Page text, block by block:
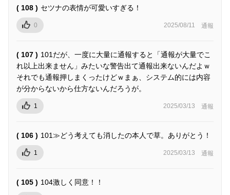
( 108 ) セツナの表情が可愛いすぎる！
0 2025/08/11 通報
( 107 ) 101だが、一度に大量に通報すると「通報が大量でこ
れ以上出来ません」みたいな警告出て通報出来ないんだよｗ
それでも通報押しまくったけどｗまぁ、システム的には内容
が分からないから仕方ないんだろうが。
1 2025/03/13 通報
( 106 ) 101≫どう考えても消したの本人で草。ありがとう！
1 2025/03/13 通報
( 105 ) 104激しく同意！！